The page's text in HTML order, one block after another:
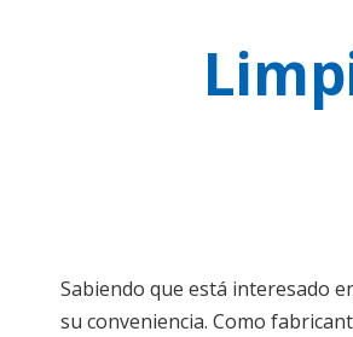
Sabiendo que está interesado
su conveniencia. Como